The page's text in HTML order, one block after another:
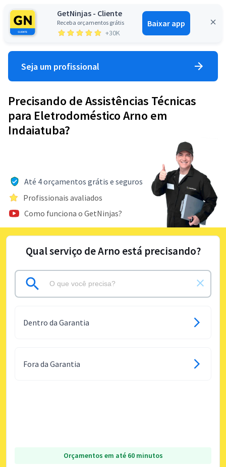
GetNinjas - Cliente
Receba orçamentos grátis
+30K
Baixar app
Entrar
Seja um profissional
Precisando de Assistências Técnicas
para Eletrodoméstico Arno em
Indaiatuba?
Até 4 orçamentos grátis e seguros
Profissionais avaliados
Como funciona o GetNinjas?
Qual serviço de Arno está precisando?
Dentro da Garantia
Fora da Garantia
Orçamentos em até 60 minutos